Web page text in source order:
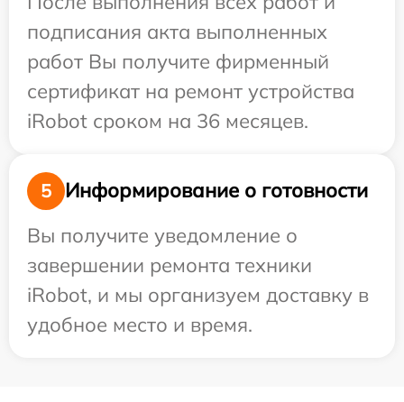
подписания акта выполненных
работ Вы получите фирменный
сертификат на ремонт устройства
iRobot сроком на 36 месяцев.
5
Информирование о готовности
Вы получите уведомление о
завершении ремонта техники
iRobot, и мы организуем доставку в
удобное место и время.